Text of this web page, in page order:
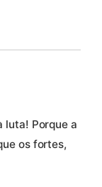
luta! Porque a
os fortes,